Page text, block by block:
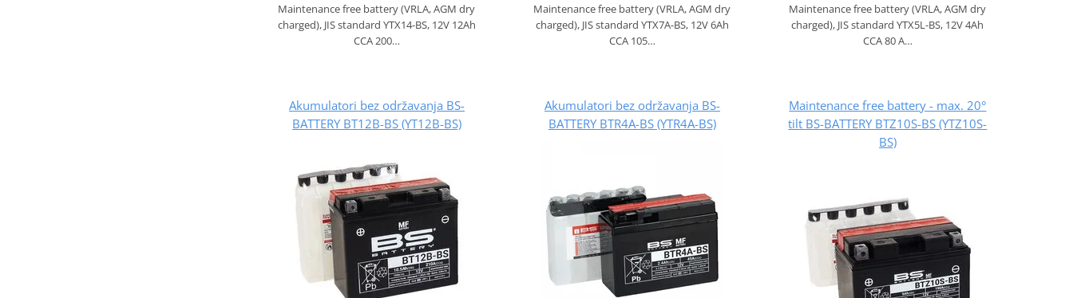
Maintenance free battery (VRLA, AGM dry
charged), JIS standard YTX14-BS, 12V 12Ah
CCA 200…
Maintenance free battery (VRLA, AGM dry
charged), JIS standard YTX7A-BS, 12V 6Ah
CCA 105…
Maintenance free battery (VRLA, AGM dry
charged), JIS standard YTX5L-BS, 12V 4Ah
CCA 80 A…
Akumulatori bez održavanja BS-
BATTERY BT12B-BS (YT12B-BS)
Akumulatori bez održavanja BS-
BATTERY BTR4A-BS (YTR4A-BS)
Maintenance free battery - max. 20°
tilt BS-BATTERY BTZ10S-BS (YTZ10S-
BS)